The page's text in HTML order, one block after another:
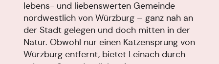
lebens- und liebenswerten Gemeinde
nordwestlich von Würzburg – ganz nah an
der Stadt gelegen und doch mitten in der
Natur. Obwohl nur einen Katzensprung von
Würzburg entfernt, bietet Leinach durch